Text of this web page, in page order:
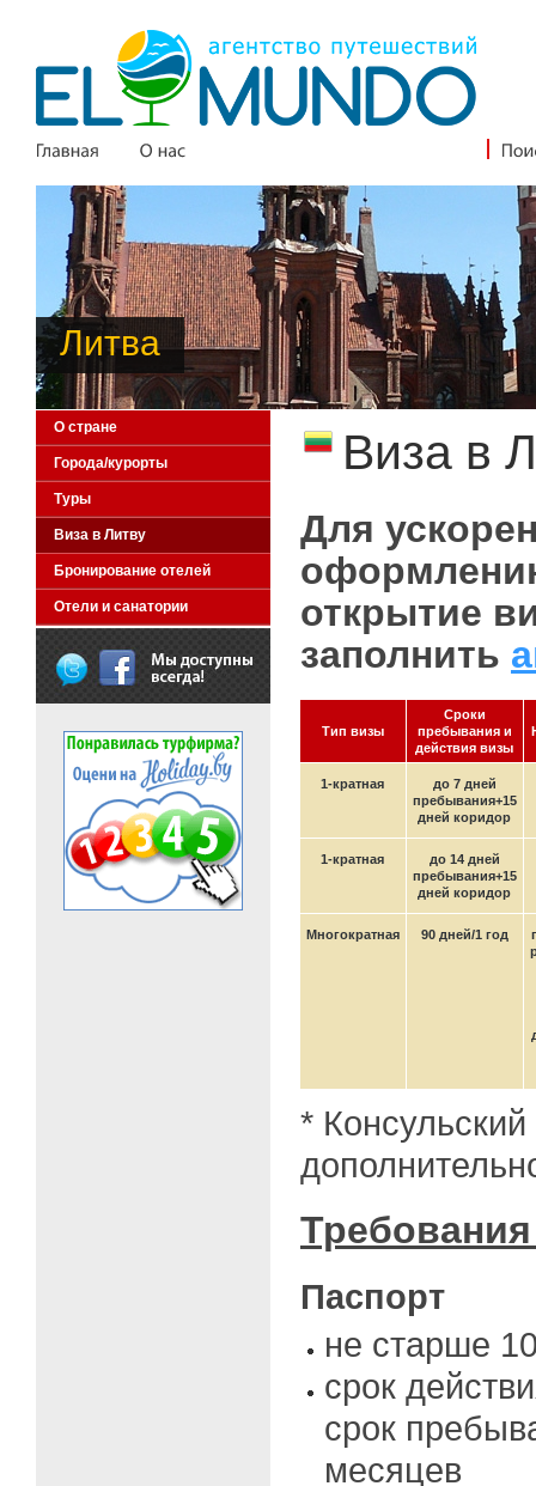
Литва
О стране
Города/курорты
Туры
Виза в Литву
Бронирование отелей
Отели и санатории
Виза в
Для
открытие
заполнить
Тип визы
Сроки
пребывания и
действия визы
1-кратная
до 7 дней
пребывания+15
дней коридор
1-кратная
до 14 дней
пребывания+15
дней коридор
Многократная 90 дней/1 год
*
Паспорт
не старше
срок
срок
месяцев